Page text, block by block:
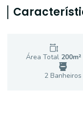
Área Total 200m²
2 Banheiros